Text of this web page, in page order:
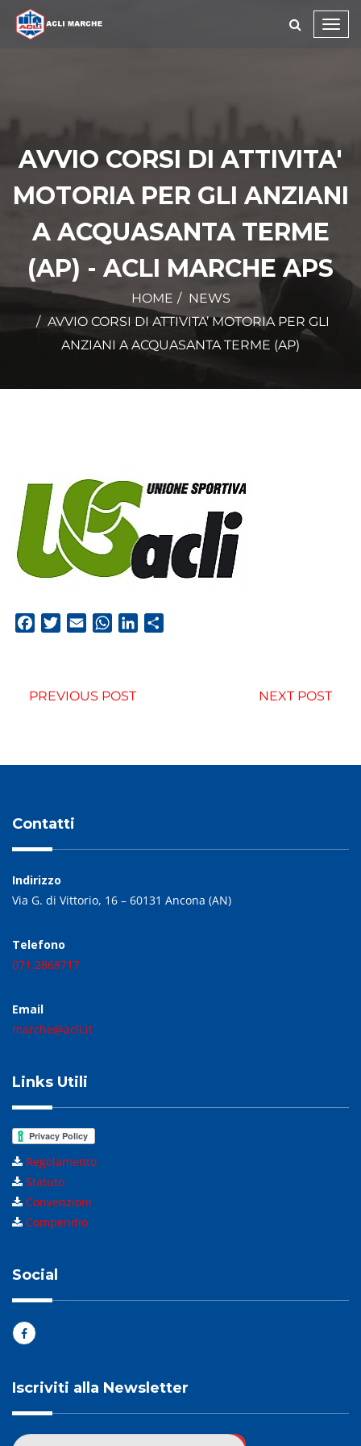
AVVIO CORSI DI ATTIVITA'
MOTORIA PER GLI ANZIANI
A ACQUASANTA TERME
(AP) - ACLI MARCHE APS
HOME
NEWS
AVVIO CORSI DI ATTIVITA’ MOTORIA PER GLI
ANZIANI A ACQUASANTA TERME (AP)
FacebookTwitterEmail WhatsApp
LinkedIn
PREVIOUS POST NEXT POST
Contatti
Indirizzo
Via G. di Vittorio, 16 – 60131 Ancona (AN)
Telefono
071.2868717
Email
marche@acli.it
Links Utili
Regolamento
Statuto
Convenzioni
Compendio
Social
Iscriviti alla Newsletter